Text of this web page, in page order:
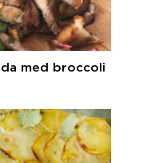
med broccoli